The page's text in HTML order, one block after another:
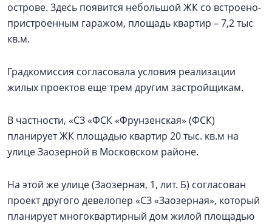
острове. Здесь появится небольшой ЖК со встроено-
пристроенным гаражом, площадь квартир – 7,2 тыс
кв.м.
Градкомиссия согласовала условия реализации
жилых проектов еще трем другим застройщикам.
В частности, «СЗ «ФСК «Фрунзенская» (ФСК)
планирует ЖК площадью квартир 20 тыс. кв.м на
улице Заозерной в Московском районе.
На этой же улице (Заозерная, 1, лит. Б) согласован
проект другого девелопер «СЗ «Заозерная», который
планирует многоквартирный дом жилой площадью